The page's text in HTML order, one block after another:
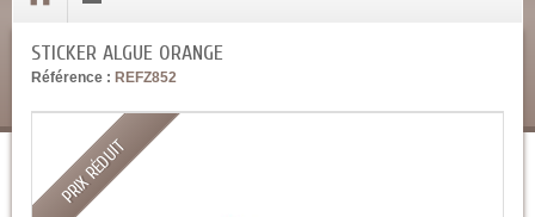
STICKER ALGUE ORANGE
Référence : REFZ852
PRIX RÉDUIT